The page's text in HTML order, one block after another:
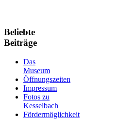
Beliebte
Beiträge
Das
Museum
Öffnungszeiten
Impressum
Fotos zu
Kesselbach
Fördermöglichkeit